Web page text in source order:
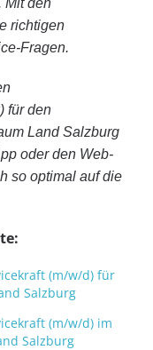
Mit den
richtigen
Fragen.
für den
Land Salzburg
oder den Web-
so optimal auf die
(m/w/d) für
Salzburg
(m/w/d) im
Salzburg